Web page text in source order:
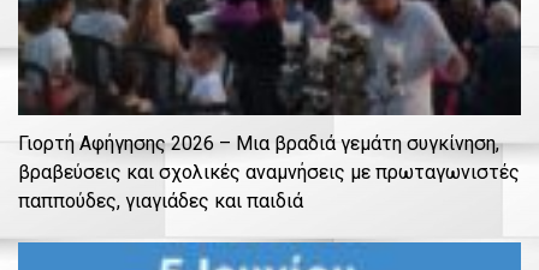
Γιορτή Αφήγησης 2026 – Μια βραδιά γεμάτη συγκίνηση,
βραβεύσεις και σχολικές αναμνήσεις με πρωταγωνιστές
παππούδες, γιαγιάδες και παιδιά